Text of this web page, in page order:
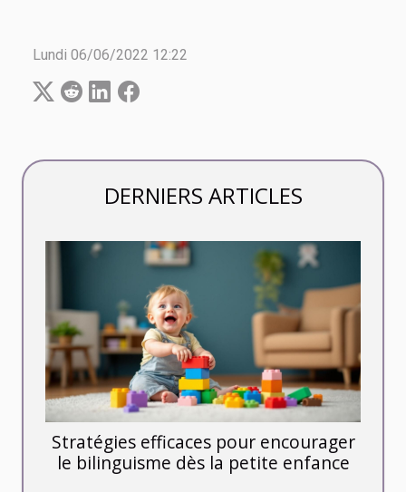
DERNIERS ARTICLES
Stratégies efficaces pour encourager
le bilinguisme dès la petite enfance
Lundi 06/06/2022 12:22